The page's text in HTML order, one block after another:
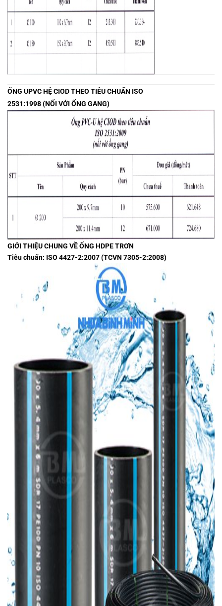
ỐNG UPVC HỆ CIOD THEO TIÊU CHUẨN ISO
2531:1998 (NỐI VỚI ỐNG GANG)
GIỚI THIỆU CHUNG VỀ ỐNG HDPE TRƠN
Tiêu chuẩn: ISO 4427-2:2007 (TCVN 7305-2:2008)